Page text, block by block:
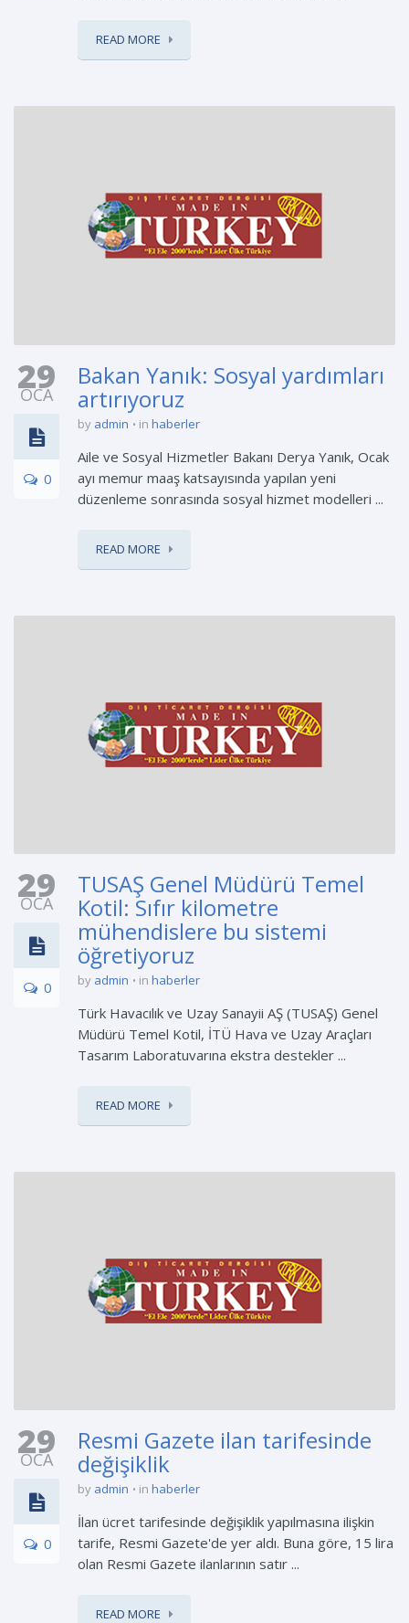
READ MORE
29
OCA
0
Bakan Yanık: Sosyal yardımları
artırıyoruz
by admin in haberler
Aile ve Sosyal Hizmetler Bakanı Derya Yanık, Ocak
ayı memur maaş katsayısında yapılan yeni
düzenleme sonrasında sosyal hizmet modelleri ...
READ MORE
29
OCA
0
TUSAŞ Genel Müdürü Temel
Kotil: Sıfır kilometre
mühendislere bu sistemi
öğretiyoruz
by admin in haberler
Türk Havacılık ve Uzay Sanayii AŞ (TUSAŞ) Genel
Müdürü Temel Kotil, İTÜ Hava ve Uzay Araçları
Tasarım Laboratuvarına ekstra destekler ...
READ MORE
29
OCA
0
Resmi Gazete ilan tarifesinde
değişiklik
by admin in haberler
İlan ücret tarifesinde değişiklik yapılmasına ilişkin
tarife, Resmi Gazete'de yer aldı. Buna göre, 15 lira
olan Resmi Gazete ilanlarının satır ...
READ MORE